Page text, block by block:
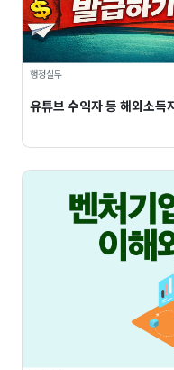
행정실무
유튜브 수익자 등 해외소득